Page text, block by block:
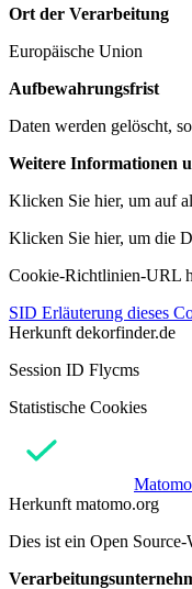
Ort der Verarbeitung
Europäische Union
Aufbewahrungsfrist
Daten werden gelöscht,
Weitere Informationen
Klicken Sie hier, um auf
Klicken Sie hier, um die
Cookie-Richtlinien-URL
SID Erläuterung dieses
Herkunft dekorfinder.de
Session ID Flycms
Statistische Cookies
Matomo
Herkunft matomo.org
Dies ist ein Open Source-